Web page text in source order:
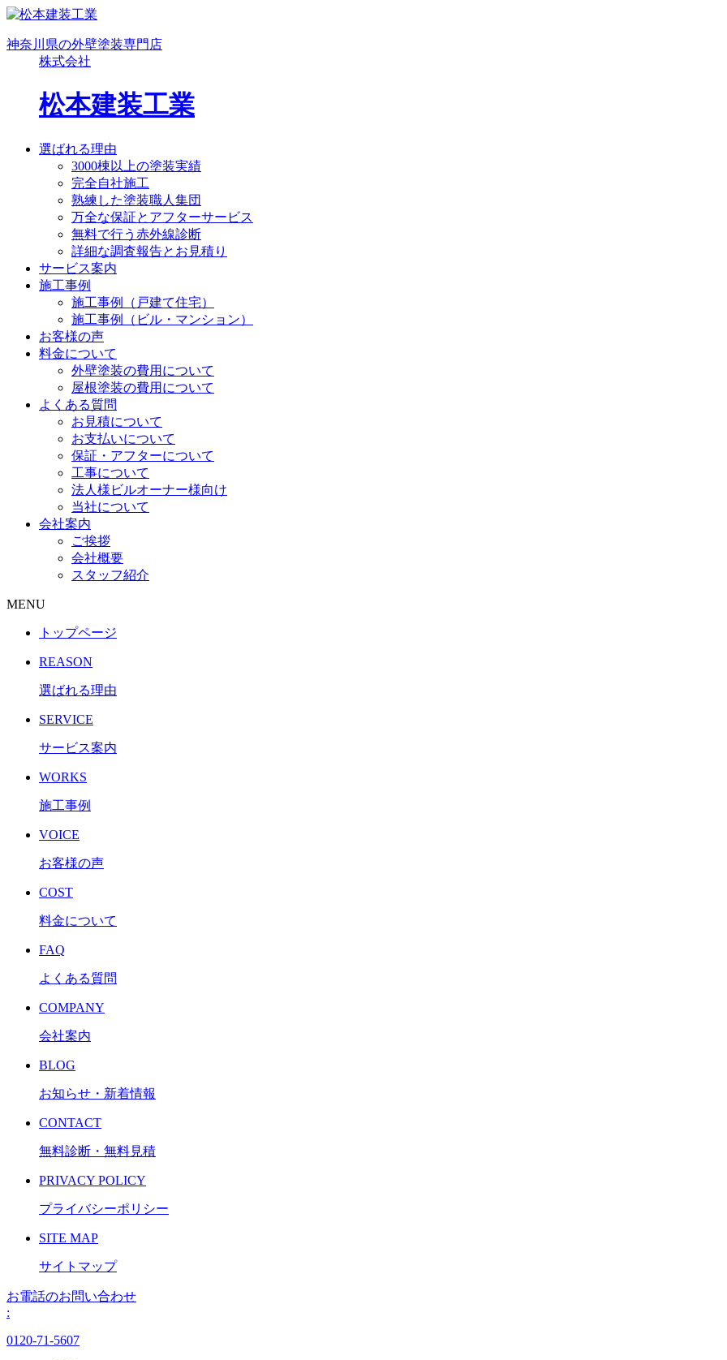
神奈川県の外壁塗装専門店
株式会社
松本建装工業
選ばれる理由
3000棟以上の塗装実績
完全自社施工
熟練した塗装職人集団
万全な保証とアフターサービス
無料で行う赤外線診断
詳細な調査報告とお見積り
サービス案内
施工事例
施工事例（戸建て住宅）
施工事例（ビル・マンション）
お客様の声
料金について
外壁塗装の費用について
屋根塗装の費用について
よくある質問
お見積について
お支払いについて
保証・アフターについて
工事について
法人様ビルオーナー様向け
当社について
会社案内
ご挨拶
会社概要
スタッフ紹介
MENU
トップページ
REASON
選ばれる理由
SERVICE
サービス案内
WORKS
施工事例
VOICE
お客様の声
COST
料金について
FAQ
よくある質問
COMPANY
会社案内
BLOG
お知らせ・新着情報
CONTACT
無料診断・無料見積
PRIVACY POLICY
プライバシーポリシー
SITE MAP
サイトマップ
お電話のお問い合わせ
:
0120-71-5607